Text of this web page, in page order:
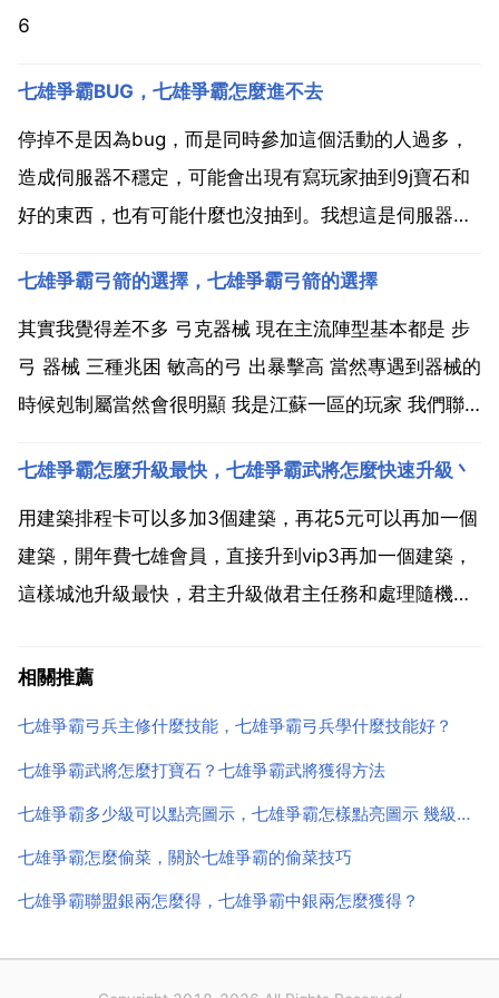
6
七雄爭霸BUG，七雄爭霸怎麼進不去
停掉不是因為bug，而是同時參加這個活動的人過多，
造成伺服器不穩定，可能會出現有寫玩家抽到9j寶石和
好的東西，也有可能什麼也沒抽到。我想這是伺服器過
那位不知道 那時候人過多伺服器不穩定，只要抽了的人
不管抽到沒抽到只要在世界頻道喊，就會送你的。我聯
盟有...
七雄爭霸弓箭的選擇，七雄爭霸弓箭的選擇
其實我覺得差不多 弓克器械 現在主流陣型基本都是 步
弓 器械 三種兆困 敏高的弓 出暴擊高 當然專遇到器械的
時候剋制屬當然會很明顯 我是江蘇一區的玩家 我們聯
敗在 敏低的弓上 所以 我覺得你要是職業玩家的話 不如
試試慢慢換個高敏的弓上去 當然會...
七雄爭霸怎麼升級最快，七雄爭霸武將怎麼快速升級丶
用建築排程卡可以多加3個建築，再花5元可以再加一個
建築，開年費七雄會員，直接升到vip3再加一個建築，
這樣城池升級最快，君主升級做君主任務和處理隨機小
驗，武將天天修煉，打重樓。君主升級最快的是做君主
相關推薦
七雄爭霸弓兵主修什麼技能，七雄爭霸弓兵學什麼技能好？
七雄爭霸武將怎麼打寶石？七雄爭霸武將獲得方法
七雄爭霸多少級可以點亮圖示，七雄爭霸怎樣點亮圖示 幾級才可以點亮
七雄爭霸怎麼偷菜，關於七雄爭霸的偷菜技巧
七雄爭霸聯盟銀兩怎麼得，七雄爭霸中銀兩怎麼獲得？